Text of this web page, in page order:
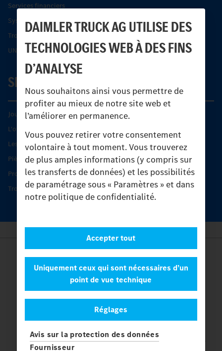
DAIMLER TRUCK AG UTILISE DES
TECHNOLOGIES WEB À DES FINS
D’ANALYSE
Nous souhaitons ainsi vous permettre de
profiter au mieux de notre site web et
l’améliorer en permanence.
Vous pouvez retirer votre consentement
volontaire à tout moment. Vous trouverez
de plus amples informations (y compris sur
les transferts de données) et les possibilités
de paramétrage sous « Paramètres » et dans
notre politique de confidentialité.
Réglages
Uniquement ceux qui sont nécessaires d’un
point de vue technique
Accepter tout
Avis sur la protection des données
Fournisseur
Services financiers
Systèmes de sécurité Econic
Trouver un partenaire
UNI-TOUCH®
SERVICE
Journées diagnostic Technique S.A.V Unimog
L'offre de services Unimog
Les produits phares
Pièces d’origine
Protection et maintien de la valeur
Trouver un partenaire
Provider
Legal Notice
Contact
Protection des données
Paramètres
© 2026 Daimler Truck AG. Tous les droits sont réservés.
Mercedes-Benz sont des marques deMercedes-Benz Group AG.